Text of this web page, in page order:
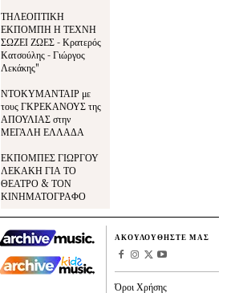
ΤΗΛΕΟΠΤΙΚΗ
ΕΚΠΟΜΠΗ Η ΤΕΧΝΗ
ΣΩΖΕΙ ΖΩΕΣ - Κρατερός
Κατσούλης - Γιώργος
Λεκάκης"
ΝΤΟΚΥΜΑΝΤΑΙΡ με
τους ΓΚΡΕΚΑΝΟΥΣ της
ΑΠΟΥΛΙΑΣ στην
ΜΕΓΑΛΗ ΕΛΛΑΔΑ
ΕΚΠΟΜΠΕΣ ΓΙΩΡΓΟΥ
ΛΕΚΑΚΗ ΓΙΑ ΤΟ
ΘΕΑΤΡΟ & ΤΟΝ
ΚΙΝΗΜΑΤΟΓΡΑΦΟ
ΑΚΟΥΛΟΥΘΗΣΤΕ ΜΑΣ
Όροι Χρήσης